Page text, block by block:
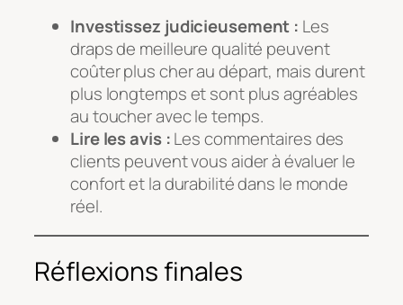
Investissez judicieusement : Les
draps de meilleure qualité peuvent
coûter plus cher au départ, mais durent
plus longtemps et sont plus agréables
au toucher avec le temps.
Lire les avis :Les commentaires des
clients peuvent vous aider à évaluer le
confort et la durabilité dans le monde
réel.
Réflexions finales